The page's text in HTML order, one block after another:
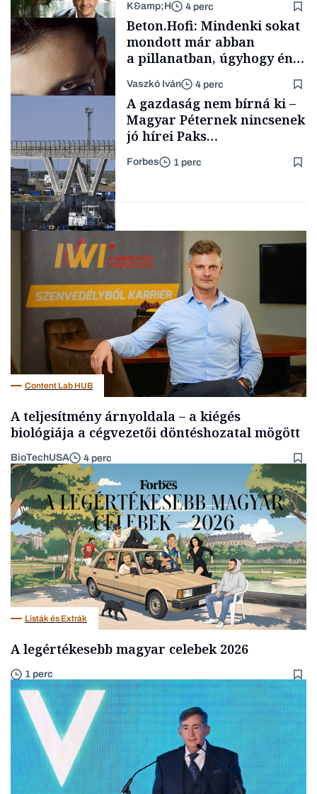
Családi
vállalkozások
TÁMOGATÓI
K&amp;H 4 perc
Forbes-sztori
Beton.Hofi: Mindenki sokat
mondott már abban
a pillanatban, úgyhogy én
a legsarkosabb
gondolataimat akartam
kimondani
Vaszkó Iván 4 perc
A gazdaság nem bírná ki –
Magyar Péternek nincsenek
jó hírei Paks
újraindításáról
Forbes 1 perc
Content Lab HUB
A teljesítmény árnyoldala – a kiégés
biológiája a cégvezetői döntéshozatal mögött
BioTechUSA 4 perc
Listák és Extrák
A legértékesebb magyar celebek 2026
1 perc